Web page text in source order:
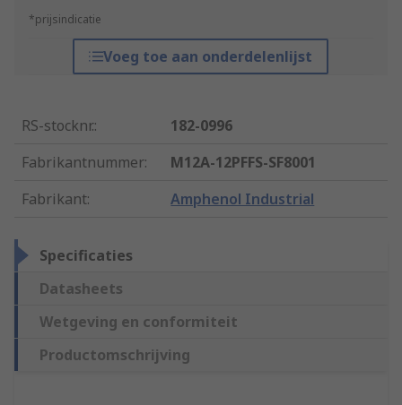
*prijsindicatie
Voeg toe aan onderdelenlijst
RS-stocknr.:
182-0996
Fabrikantnummer:
M12A-12PFFS-SF8001
Fabrikant: Amphenol Industrial
Specificaties
Datasheets
Wetgeving en conformiteit
Productomschrijving